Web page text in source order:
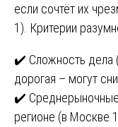
если сочтёт их
1). Критерии
✔️ Сложность дела
дорогая – могут
✔️ Среднерыночные
регионе (в Москве